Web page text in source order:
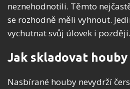
neznehodnotili. Těmto
se rozhodně měli vyhnout.
vychutnat svůj úlovek i později.
Jak skladovat houby
Nasbírané houby nevydrží